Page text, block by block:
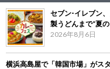
セブン‐イレブン
製うどんまで“夏
2026年8月6日
横浜高島屋で「韓国市場」がス